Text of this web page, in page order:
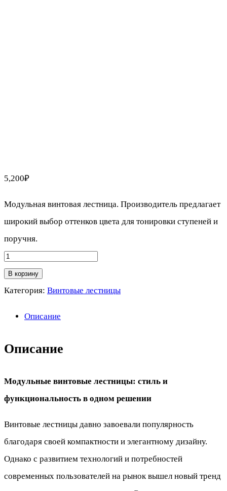
5,200₽
Модульная винтовая лестница. Производитель предлагает
широкий выбор оттенков цвета для тонировки ступеней и
поручня.
Количество
товара
Винтовая
В корзину
Категория: Винтовые лестницы
Описание
Описание
Модульные винтовые лестницы: стиль и
функциональность в одном решении
Винтовые лестницы давно завоевали популярность
благодаря своей компактности и элегантному дизайну.
Однако с развитием технологий и потребностей
современных пользователей на рынок вышел новый тренд